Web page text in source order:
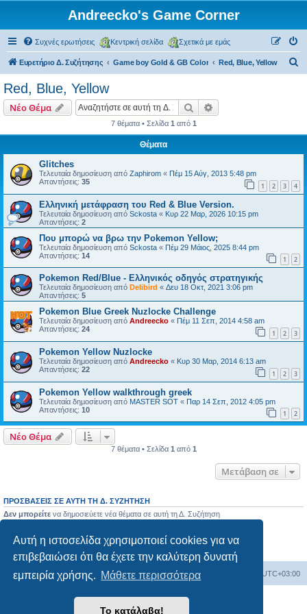
Αυτή η ιστοσελίδα χρησιμοποιεί cookies για να
επιβεβαιώσει ότι θα έχετε την καλύτερη δυνατή
εμπειρία χρήσης. Μάθετε περισσότερα
Το κατάλαβα!
Andreecko's Game Corner
Συχνές ερωτήσεις Κεντρική σελίδα Σχετικά με εμάς
Ευρετήριο Δ. Συζήτησης Game boy Gold & GB Color Red, Blue, Yellow
η
Red, Blue, Yellow
Νέο Θέμα Αναζήτηση
7 θέματα • Σελίδα 1 από 1
Θέματα
Glitches
Τελευταία δημοσίευση από Zaphirom « Πέμ 15 Αύγ, 2013 5:48 pm
Απαντήσεις: 35 1 2 3 4
Ελληνική μετάφραση του Red & Blue Version.
Τελευταία δημοσίευση από Sckosta « Κυρ 22 Μαρ, 2026 10:15 pm
Απαντήσεις: 2
Που μπορώ να βρω την Pokemon Yellow;
Τελευταία δημοσίευση από Sckosta « Πέμ 29 Μάιος, 2025 8:44 pm
Απαντήσεις: 14 1 2
Pokemon Red/Blue - Ελληνικός οδηγός στρατηγικής
Τελευταία δημοσίευση από Delibird « Δευ 18 Οκτ, 2021 3:06 pm
Απαντήσεις: 5
Pokemon Blue Greek Nuzlocke Challenge
Τελευταία δημοσίευση από Andreecko « Πέμ 11 Σεπ, 2014 4:58 am
Απαντήσεις: 24 1 2 3
Pokemon Yellow Nuzlocke
Τελευταία δημοσίευση από Andreecko « Κυρ 30 Μαρ, 2014 6:13 am
Απαντήσεις: 22 1 2 3
Pokemon Yellow walkthrough greek
Τελευταία δημοσίευση από MASTER SOT « Παρ 14 Σεπ, 2012 4:05 pm
Απαντήσεις: 10 1 2
Νέο Θέμα
7 θέματα • Σελίδα 1 από 1
Μετάβαση σε
ΠΡΟΣΒΆΣΕΙΣ ΣΕ ΑΥΤΉ ΤΗ Δ. ΣΥΖΉΤΗΣΗ
Δεν μπορείτε να δημοσιεύετε νέα θέματα σε αυτή τη Δ. Συζήτηση
Δεν μπορείτενα διαγράφετε τις δημοσιεύσεις σας σε αυτή τη Δ. Συζήτηση
Δεν μπορείτε
να επισυνάπτετε αρχεία σε αυτή τη Δ. Συζήτηση
Ευρετήριο Δ. Συζήτησης Όλοι οι χρόνοι είναι UTC+03:00
Δημιουργήθηκε απόphpBB® Forum Software © phpBB Limited